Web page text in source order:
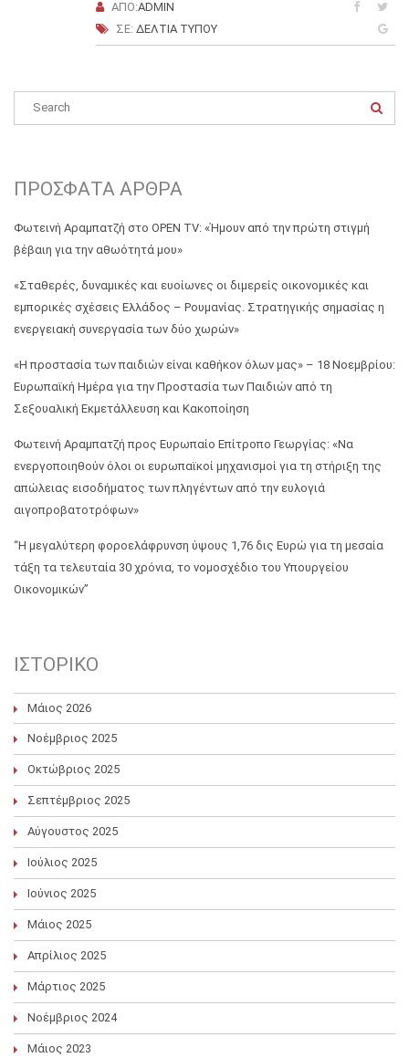
ΑΠΌ:ADMIN
ΣΕ: ΔΕΛΤΊΑ ΤΎΠΟΥ
ΠΡΌΣΦΑΤΑ ΆΡΘΡΑ
Φωτεινή Αραμπατζή στο OPEN TV: «Ήμουν από την πρώτη στιγμή
βέβαιη για την αθωότητά μου»
«Σταθερές, δυναμικές και ευοίωνες οι διμερείς οικονομικές και
εμπορικές σχέσεις Ελλάδος – Ρουμανίας. Στρατηγικής σημασίας η
ενεργειακή συνεργασία των δύο χωρών»
«Η προστασία των παιδιών είναι καθήκον όλων μας» – 18 Νοεμβρίου:
Ευρωπαϊκή Ημέρα για την Προστασία των Παιδιών από τη
Σεξουαλική Εκμετάλλευση και Κακοποίηση
Φωτεινή Αραμπατζή προς Ευρωπαίο Επίτροπο Γεωργίας: «Να
ενεργοποιηθούν όλοι οι ευρωπαϊκοί μηχανισμοί για τη στήριξη της
απώλειας εισοδήματος των πληγέντων από την ευλογιά
αιγοπροβατοτρόφων»
“Η μεγαλύτερη φοροελάφρυνση ύψους 1,76 δις Ευρώ για τη μεσαία
τάξη τα τελευταία 30 χρόνια, το νομοσχέδιο του Υπουργείου
Οικονομικών”
ΙΣΤΟΡΙΚΌ
Μάιος 2026
Νοέμβριος 2025
Οκτώβριος 2025
Σεπτέμβριος 2025
Αύγουστος 2025
Ιούλιος 2025
Ιούνιος 2025
Μάιος 2025
Απρίλιος 2025
Μάρτιος 2025
Νοέμβριος 2024
Μάιος 2023